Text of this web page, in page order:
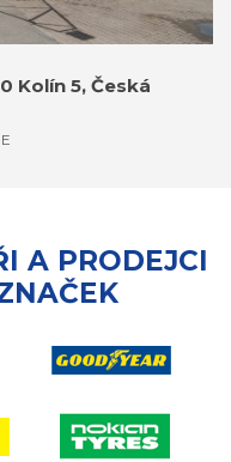
Kolín 5, Česká
A PRODEJCI